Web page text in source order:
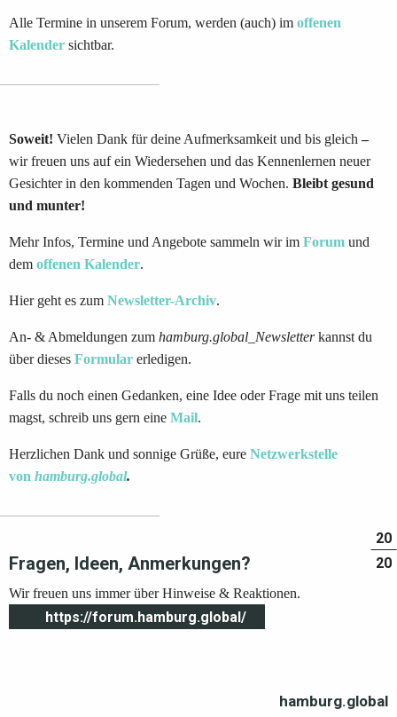
20
20
Alle Termine in unserem Forum, werden (auch) im offenen
Kalender sichtbar.
Soweit! Vielen Dank für deine Aufmerksamkeit und bis gleich–
wir freuen uns auf ein Wiedersehen und das Kennenlernen neuer
Gesichter in den kommenden Tagen und Wochen. Bleibt gesund
und munter!
Mehr Infos, Termine und Angebote sammeln wir im Forum und
dem offenen Kalender.
Hier geht es zum Newsletter-Archiv.
An- & Abmeldungen zum hamburg.global_Newsletterkannst du
über dieses Formular erledigen.
Falls du noch einen Gedanken, eine Idee oder Frage mit uns teilen
magst, schreib uns gern eine Mail.
Herzlichen Dank und sonnige Grüße, eure Netzwerkstelle
von hamburg.global.
Fragen, Ideen, Anmerkungen?
Wir freuen uns immer über Hinweise & Reaktionen.
https://forum.hamburg.global/
hamburg.global